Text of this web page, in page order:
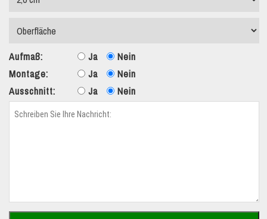
Aufmaß: Ja
Nein
Montage:
Ja
Nein
Ausschnitt:
Ja Nein